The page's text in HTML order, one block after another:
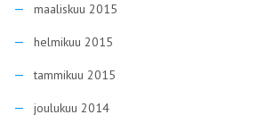
maaliskuu 2015
helmikuu 2015
tammikuu 2015
joulukuu 2014